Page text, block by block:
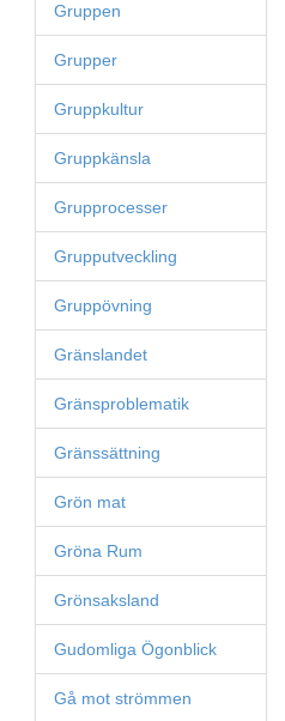
Gruppen
Grupper
Gruppkultur
Gruppkänsla
Grupprocesser
Grupputveckling
Gruppövning
Gränslandet
Gränsproblematik
Gränssättning
Grön mat
Gröna Rum
Grönsaksland
Gudomliga Ögonblick
Gå mot strömmen